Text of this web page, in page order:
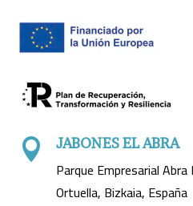
 JABONES EL ABRA
Parque Empresarial
Ortuella, Bizkaia, España